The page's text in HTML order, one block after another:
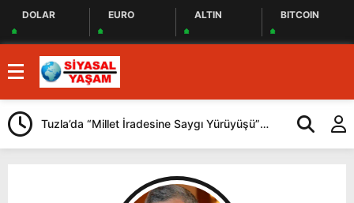
DOLAR EURO ALTIN BITCOIN
Tuzla’da “Millet İradesine Saygı Yürüyüşü”
Düzenlendi
Beykoz
katılan